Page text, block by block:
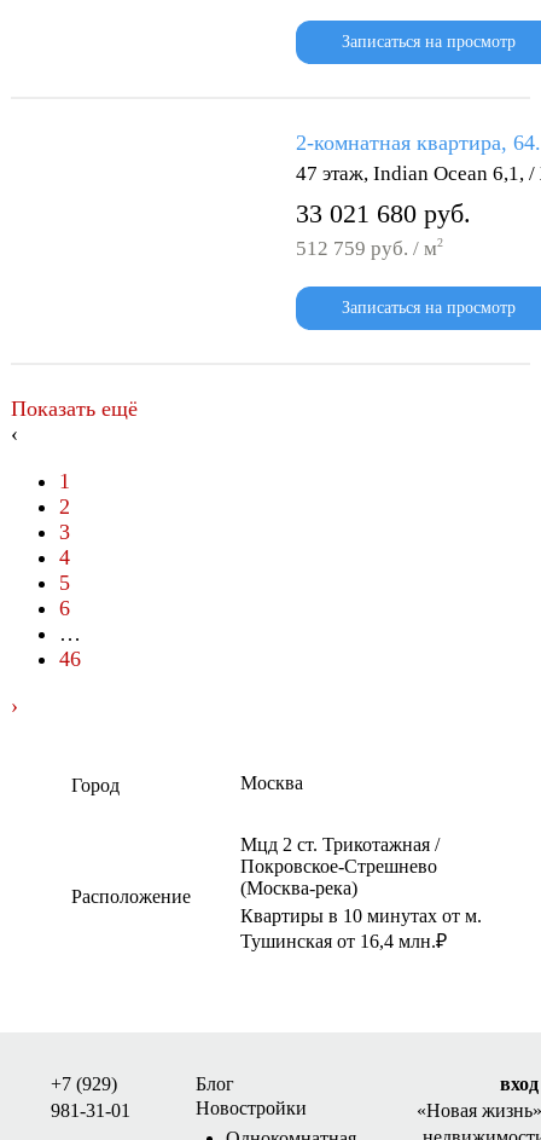
Записаться на просмотр
2-комнатная квартира,
47 этаж, Indian Ocean 6,1,
33 021 680 руб.
512 759 руб. / м2
Записаться на просмотр
Показать ещё
‹
1
2
3
4
5
6
…
46
›
Город Москва
Расположение
Мцд 2 ст. Трикотажная /
Покровское-Стрешнево
(Москва-река)
Квартиры в 10 минутах от м.
Тушинская от 16,4 млн.₽
+7 (929)
981-31-01
Блог
Новостройки
«Новая жизнь»